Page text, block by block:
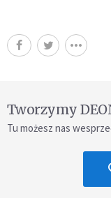
Tworzymy
Tu możesz nas